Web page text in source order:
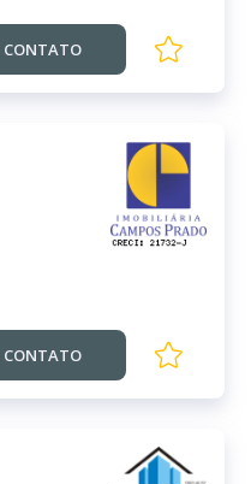
CONTATO
CONTATO